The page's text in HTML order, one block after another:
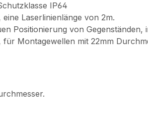
IP64
Laserlinienlänge von 2m.
Positionierung von
Montagewellen mit 22mm